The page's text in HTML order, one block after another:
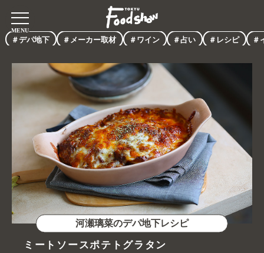
＃デパ地下 ＃メーカー取材 ＃ワイン ＃占い ＃レシピ ＃
河瀬璃菜のデパ地下レシピ
ミートソースポテトグラタン